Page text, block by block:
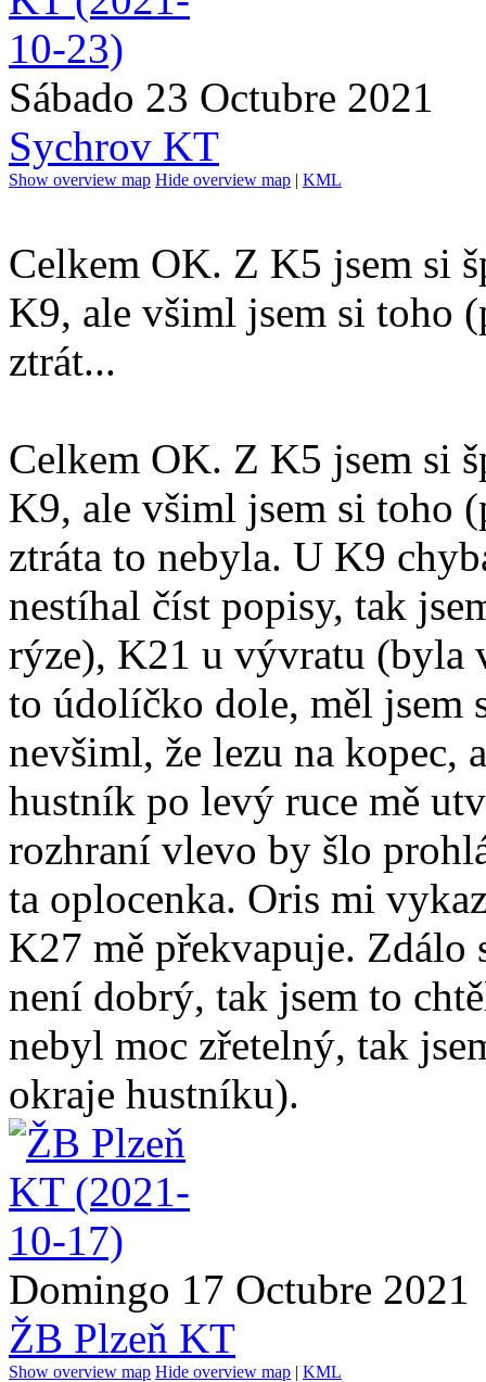
Sábado 23 Octubre 2021
Sychrov KT
Show overview map Hide overview map | KML
Celkem OK. Z K5 jsem si
K9, ale všiml jsem si toho
ztrát...
Celkem OK. Z K5 jsem si
K9, ale všiml jsem si toho
ztráta to nebyla. U K9
nestíhal číst popisy, tak
rýze), K21 u vývratu
to údolíčko dole, měl jsem
nevšiml, že lezu na kopec,
hustník po levý ruce mě
rozhraní vlevo by šlo
ta oplocenka. Oris mi
K27 mě překvapuje. Zdálo
není dobrý, tak jsem to
nebyl moc zřetelný, tak
okraje hustníku).
Domingo 17 Octubre 2021
ŽB Plzeň KT
Show overview map Hide overview map | KML